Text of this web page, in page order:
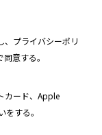
、プライバシーポリ
意する。
カード、Apple
する。